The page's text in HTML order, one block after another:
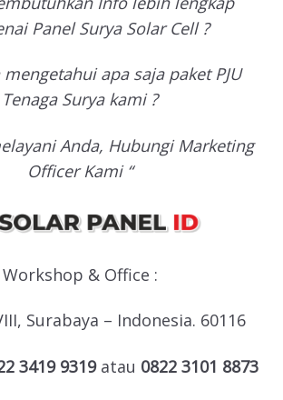
Panel Surya Solar Cell ?
apa saja paket PJU
Tenaga Surya kami ?
Anda, Hubungi Marketing
Officer Kami “
Workshop & Office :
Surabaya – Indonesia. 60116
3419 9319 atau 0822 3101 8873